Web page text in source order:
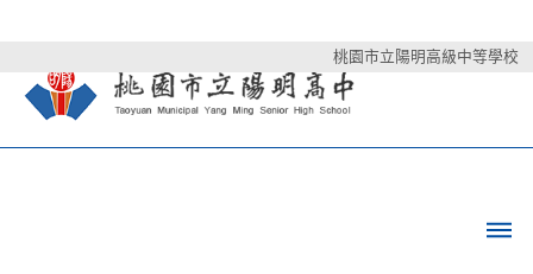
桃園市立陽明高級中等學校